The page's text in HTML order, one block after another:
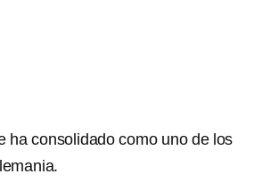
ha consolidado como uno de los